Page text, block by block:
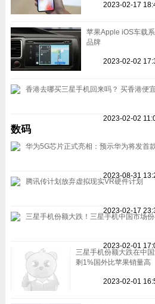
2023-02-17
苹果Apple iOS车载
品牌
2023-02-02
香港去哪买三星手机回来吗？ 买香港便
2023-02-02
数码
华为5G芯片正式亮相：预示华为将发首
2023-08-31
腾讯传计划放弃虚拟现实VR硬件计划
2023-02-17
三星手机份额大跌！三星手机中国市场
2023-02-01
三星手机份额大跌在中
剩1%国外比苹果销量高
2023-02-01